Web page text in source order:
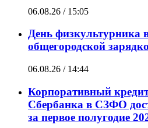
06.08.26 / 15:05
День физкультурника
общегородской
06.08.26 / 14:44
Корпоративный
Сбербанка в СЗФО
за первое полугодие